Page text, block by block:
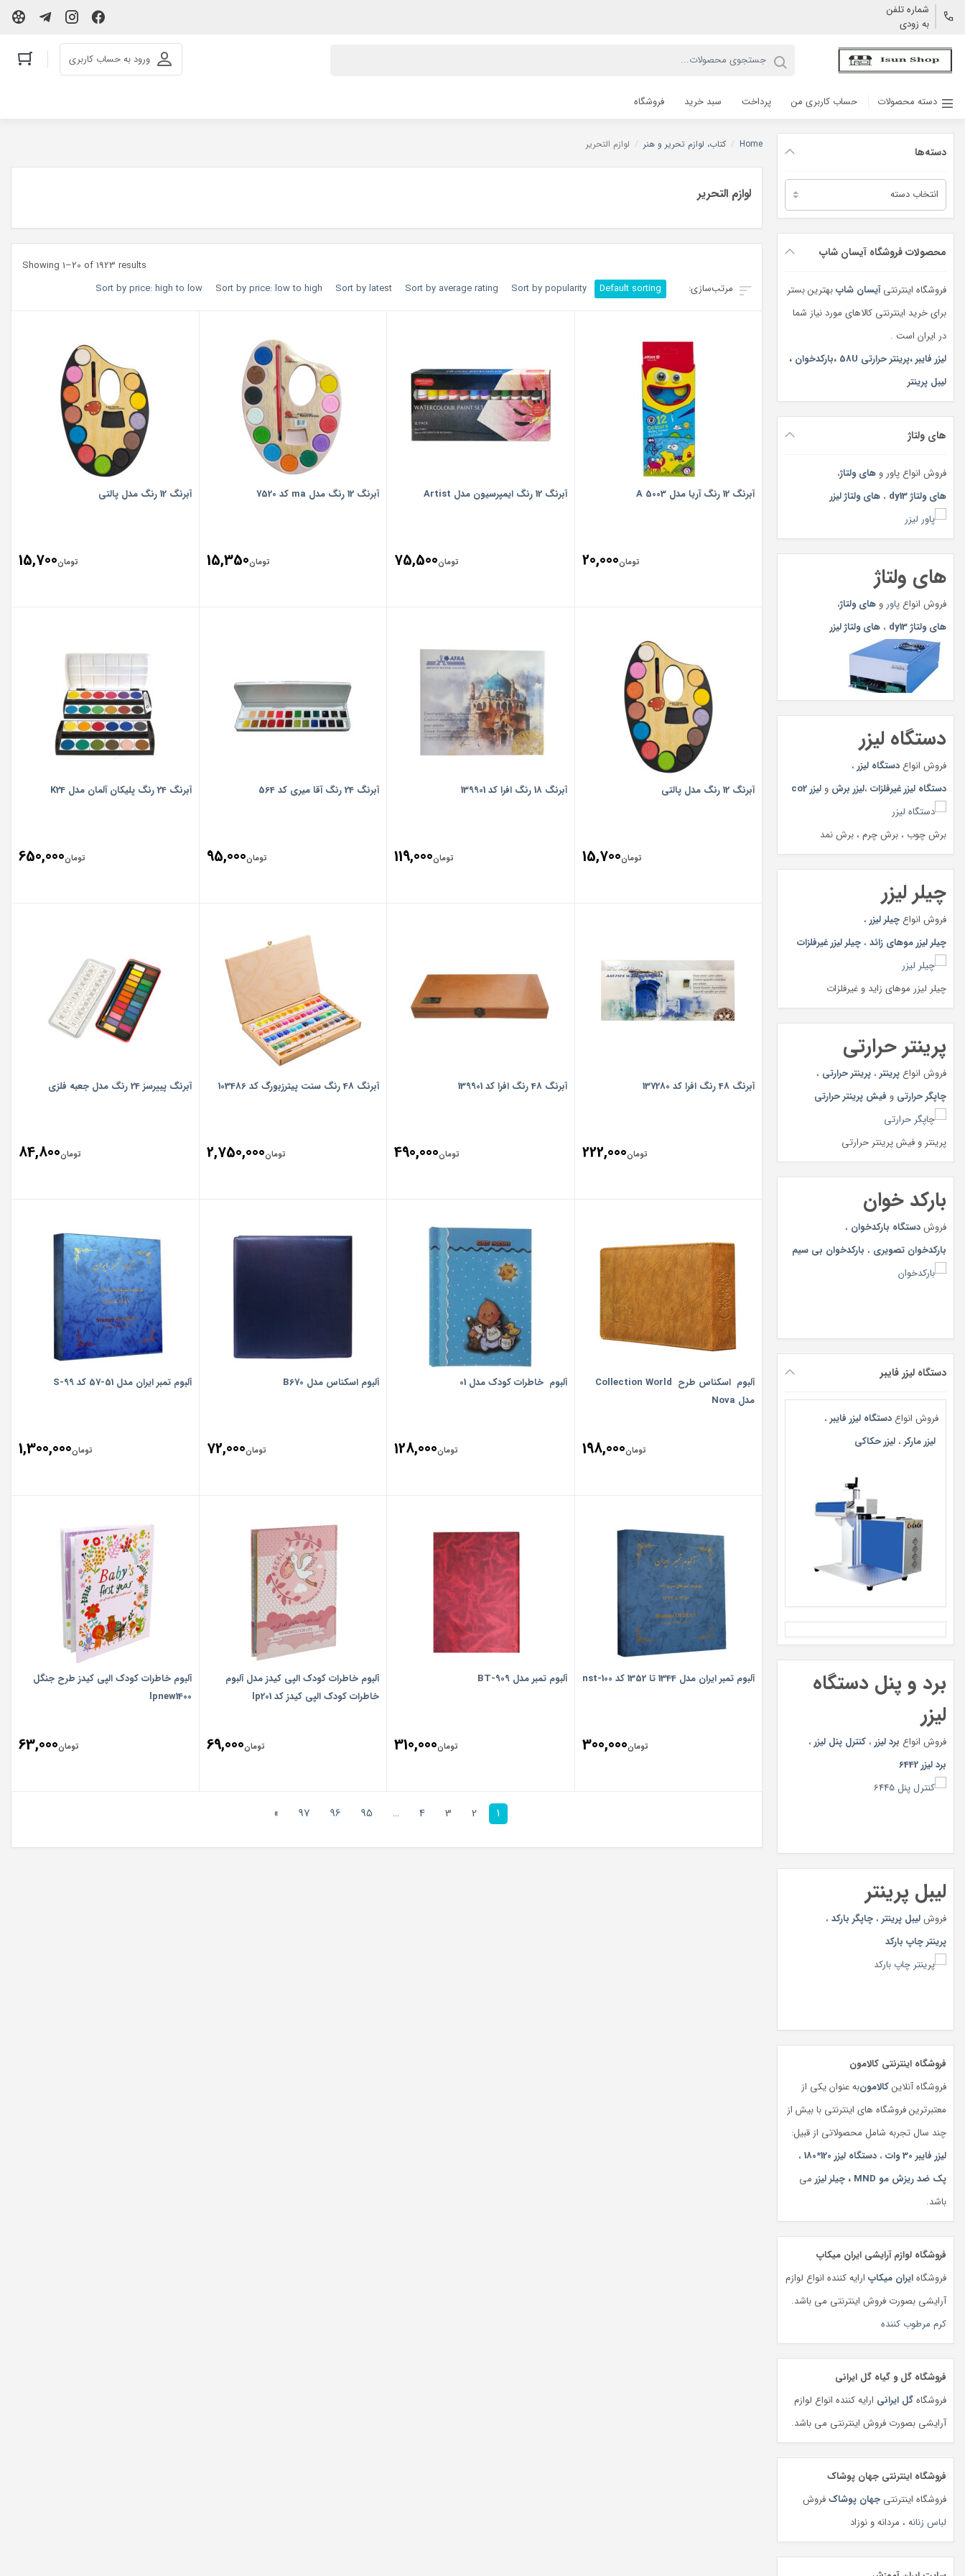
شماره تلفن
به زودی
ورود به حساب کاربری
دسته محصولات حساب کاربری من پرداخت سبد خرید فروشگاه
دسته‌ها
دسته‌ها
محصولات فروشگاه آیسان شاپ
فروشگاه اینترنتیآیسان شاپبهترین بستر
برای خرید اینترنتی کالاهای مورد نیاز شما
در ایران است .
لیزر فایبر،پرینتر حرارتی 58U ،بارکدخوان ،
لیبل پرینتر
های ولتاژ
فروش انواع پاور و های ولتاژ،
های ولتاژ dy13
، های ولتاژ لیزر
های ولتاژ
فروش انواع پاور و های ولتاژ،
های ولتاژ dy13
، های ولتاژ لیزر
دستگاه لیزر
فروش انواع دستگاه لیزر ،
دستگاه لیزر غیرفلزات ،لیزر برش و لیزر co2
برش چوب ، برش چرم ، برش نمد
چیلر لیزر
فروش انواع چیلر لیزر ،
چیلر لیزر موهای زائد ، چیلر لیزر غیرفلزات
چیلر لیزر موهای زاید و غیرفلزات
پرینتر حرارتی
فروش انواع پرینتر ، پرینتر حرارتی ،
چاپگر حرارتی و فیش پرینتر حرارتی
پرینتر و فیش پرینتر حرارتی
بارکد خوان
فروشدستگاه بارکدخوان ،
بارکدخوان تصویری ، بارکدخوان بی سیم
دستگاه لیزر فایبر
فروش انواع دستگاه لیزر فایبر ،
لیزر مارکر ، لیزر حکاکی
برد و پنل دستگاه
لیزر
فروش انواع برد لیزر ، کنترل پنل لیزر ،
برد لیزر 6442
لیبل پرینتر
فروشلیبل پرینتر ، چاپگر بارکد ،
پرینتر چاپ بارکد
فروشگاه اینترنتی کالامون
فروشگاه آنلاینکالامونبه عنوان یکی از
معتبرترین فروشگاه های اینترنتی با بیش از
چند سال تجربه شامل محصولاتی از قبیل:
لیزر فایبر 30 وات
، دستگاه لیزر 120*180
،
پک ضد ریزش مو MND
، چیلر لیزر می
باشد.
فروشگاه لوازم آرایشی ایران میکاپ
فروشگاهایران میکاپ ارایه کننده انواع لوازم
آرایشی بصورت فروش اینترنتی می باشد.
کرم مرطوب کننده
فروشگاه گل و گیاه گل ایرانی
فروشگاهگل ایرانی ارایه کننده انواع لوازم
آرایشی بصورت فروش اینترنتی می باشد.
فروشگاه اینترنتی جهان پوشاک
فروشگاه اینترنتی جهان پوشاکفروش
لباس زنانه ، مردانه و نوزاد
Home
/ کتاب، لوازم تحریر و هنر / لوازم التحریر
لوازم التحریر
Showing 1–20 of 1923 results
Default sorting
Sort by popularity
Sort by average rating
Sort by latest
Sort by price: low to high
Sort by price: high to low
آبرنگ 12 رنگ آریا مدل 5003 A
تومان20,000
آبرنگ 12 رنگ ایمپرسیون مدل Artist
تومان75,500
آبرنگ 12 رنگ مدل ma کد 7520
تومان15,350
آبرنگ 12 رنگ مدل پالتی
تومان15,700
آبرنگ 12 رنگ مدل پالتی
تومان15,700
آبرنگ 18 رنگ افرا کد 139901
تومان119,000
آبرنگ 24 رنگ آقا میری کد 564
تومان95,000
آبرنگ 24 رنگ پلیکان آلمان مدل K24
تومان650,000
آبرنگ 48 رنگ افرا کد 137280
تومان222,000
آبرنگ 48 رنگ افرا کد 139901
تومان490,000
آبرنگ 48 رنگ سنت پیترزبورگ کد 103486
تومان2,750,000
آبرنگ پییرسز 24 رنگ مدل جعبه فلزی
تومان84,800
آلبوم اسکناس طرح Collection World
مدل Nova
تومان198,000
آلبوم خاطرات کودک مدل 01
تومان128,000
آلبوم اسکناس مدل B670
تومان72,000
آلبوم تمبر ایران مدل 51-57 کد 99-S
تومان1,300,000
آلبوم تمبر ایران مدل 1344 تا 1352 کد nst-100
تومان300,000
آلبوم تمبر مدل BT-909
تومان310,000
آلبوم خاطرات کودک الپی کیدز مدل آلبوم
خاطرات کودک الپی کیدز کد lp201
تومان69,000
آلبوم خاطرات کودک الپی کیدز طرح جنگل
lpnew1400
تومان63,000
1
2
3
4
…
95
96
97
»